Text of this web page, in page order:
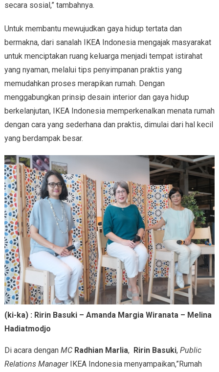
secara sosial,” tambahnya.
Untuk membantu mewujudkan gaya hidup tertata dan
bermakna, dari sanalah IKEA Indonesia mengajak masyarakat
untuk menciptakan ruang keluarga menjadi tempat istirahat
yang nyaman, melalui tips penyimpanan praktis yang
memudahkan proses merapikan rumah. Dengan
menggabungkan prinsip desain interior dan gaya hidup
berkelanjutan, IKEA Indonesia memperkenalkan menata rumah
dengan cara yang sederhana dan praktis, dimulai dari hal kecil
yang berdampak besar.
(ki-ka) : Ririn Basuki – Amanda Margia Wiranata – Melina
Hadiatmodjo
Di acara dengan MCRadhian Marlia, Ririn Basuki, Public
Relations ManagerIKEA Indonesia menyampaikan,”Rumah